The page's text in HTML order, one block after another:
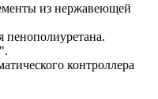
из нержавеющей
пенополиуретана.
контроллера